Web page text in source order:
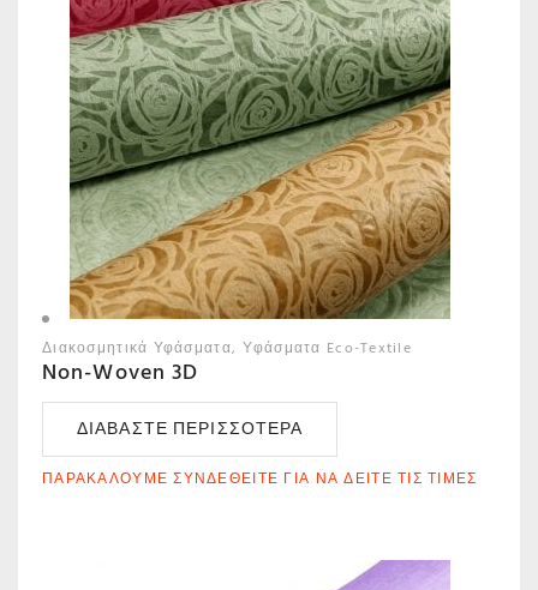
Διακοσμητικά Υφάσματα Υφάσματα Eco-Textile
Non-Woven 3D
ΔΙΑΒΆΣΤΕ ΠΕΡΙΣΣΌΤΕΡΑ
ΠΑΡΑΚΑΛΟΎΜΕ ΣΥΝΔΕΘΕΊΤΕ ΓΙΑ ΝΑ ΔΕΊΤΕ ΤΙΣ ΤΙΜΈΣ